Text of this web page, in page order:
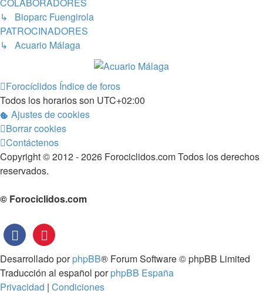
↳ Bioparc Fuengirola
PATROCINADORES
↳ Acuario Málaga
Forocíclidos Índice de foros
Todos los horarios son UTC+02:00
Ajustes de cookies
Borrar cookies
Contáctenos
Copyright © 2012 - 2026 Forociclidos.com Todos los derechos
reservados.
© Forociclidos.com
Desarrollado porphpBB® Forum Software © phpBB Limited
Traducción al español porphpBB España
Privacidad | Condiciones